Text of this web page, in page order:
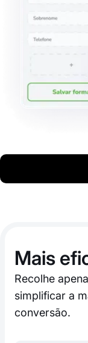
Mais
Recolhe
simplificar a
conversão.